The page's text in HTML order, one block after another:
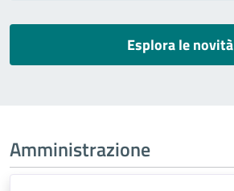
Esplora le novità
Amministrazione